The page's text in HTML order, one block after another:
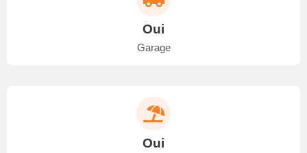
Oui
Garage
Oui